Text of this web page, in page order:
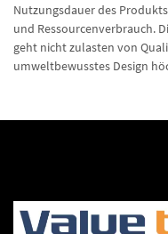
Nutzungsdauer des
und Ressourcenverbrauch.
geht nicht zulasten von
umweltbewusstes Design